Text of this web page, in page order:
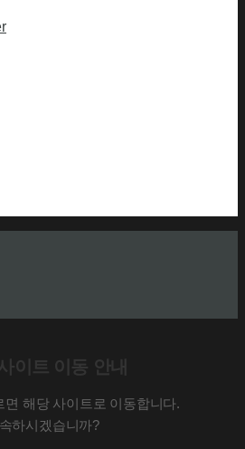
이트 이동 안내
면 해당 사이트로 이동합니다.
하시겠습니까?